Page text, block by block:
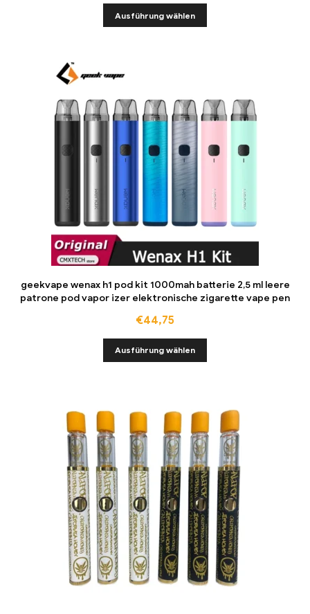
Ausführung wählen
geekvape wenax h1 pod kit 1000mah batterie 2,5 ml leere
patrone pod vapor izer elektronische zigarette vape pen
€44,75
Ausführung wählen